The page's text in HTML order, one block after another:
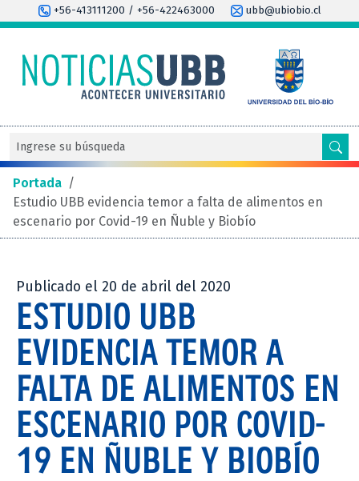
+56-413111200 / +56-422463000 ubb@ubiobio.cl
Portada /
Estudio UBB evidencia temor a falta de alimentos en
escenario por Covid-19 en Ñuble y Biobío
Publicado el 20 de abril del 2020
ESTUDIO UBB
EVIDENCIA TEMOR A
FALTA DE ALIMENTOS EN
ESCENARIO POR COVID-
19 EN ÑUBLE Y BIOBÍO